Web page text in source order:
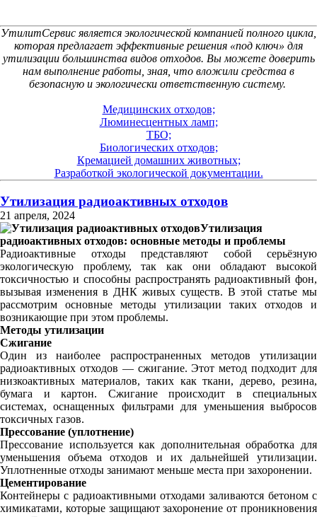
УтилитСервис является экологической компанией полного цикла,
которая предлагает эффективные решения «под ключ» для
утилизации большинства видов отходов. Вы можете доверить
нам выполнение работы, зная, что вложили средства в
безопасную и экологически ответственную систему.
Медицинских отходов;
Люминесцентных ламп;
ТБО;
Биологических отходов;
Кремацией домашних животных;
Разработкой экологической документации.
Утилизация радиоактивных отходов
21 апреля, 2024
Утилизация
радиоактивных отходов: основные методы и проблемы
Радиоактивные отходы представляют собой серьёзную
экологическую проблему, так как они обладают высокой
токсичностью и способны распространять радиоактивный фон,
вызывая изменения в ДНК живых существ. В этой статье мы
рассмотрим основные методы утилизации таких отходов и
возникающие при этом проблемы.
Методы утилизации
Сжигание
Один из наиболее распространенных методов утилизации
радиоактивных отходов — сжигание. Этот метод подходит для
низкоактивных материалов, таких как ткани, дерево, резина,
бумага и картон. Сжигание происходит в специальных
системах, оснащенных фильтрами для уменьшения выбросов
токсичных газов.
Прессование (уплотнение)
Прессование используется как дополнительная обработка для
уменьшения объема отходов и их дальнейшей утилизации.
Уплотненные отходы занимают меньше места при захоронении.
Цементирование
Контейнеры с радиоактивными отходами заливаются бетоном с
химикатами, которые защищают захоронение от проникновения